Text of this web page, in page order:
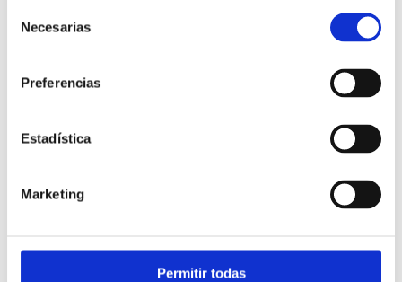
Necesarias
Preferencias
Estadística
Marketing
Permitir todas